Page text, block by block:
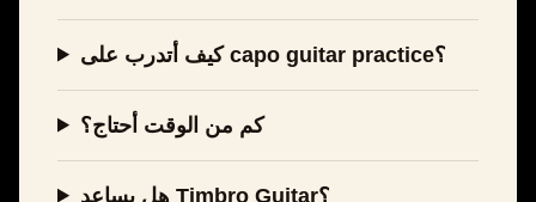
كيف أتدرب على capo guitar practice؟
كم من الوقت أحتاج؟
هل يساعد Timbro Guitar؟